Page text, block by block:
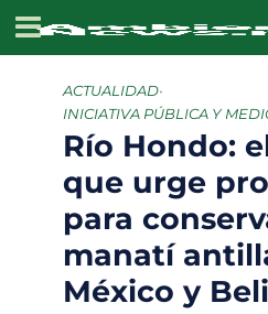
ACTUALIDAD•
INICIATIVA PÚBLICA Y
Río Hondo:
que urge
para
manatí
México y